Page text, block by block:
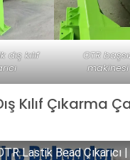
dış kılıf
OTR
makinesi
Kılıf Çıkarma
Lastik Bead Çıkarıcı